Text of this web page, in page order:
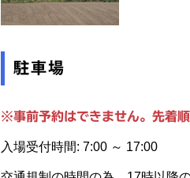
駐車場
※事前予約はできません。先着
入場受付時間: 7:00 ～ 17:00